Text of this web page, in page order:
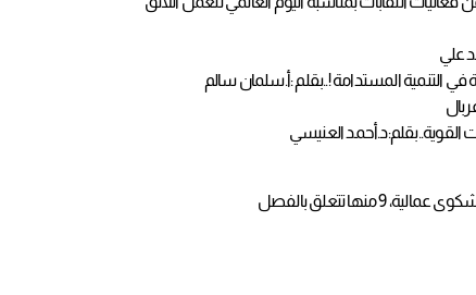
علي
في التنمية المستدامة !..بقلم :أ.سلمان سالم
العنيسي